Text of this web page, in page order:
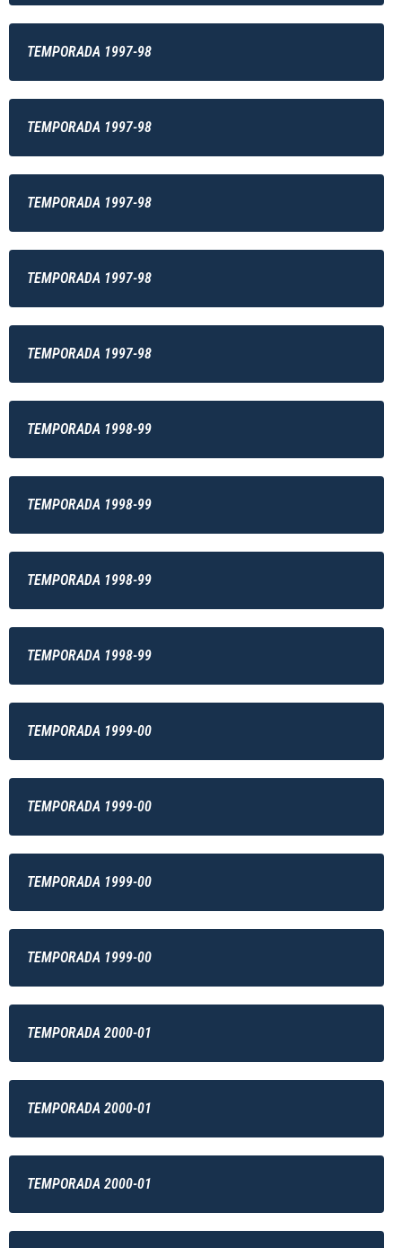
TEMPORADA 1997-98
TEMPORADA 1997-98
TEMPORADA 1997-98
TEMPORADA 1997-98
TEMPORADA 1997-98
TEMPORADA 1998-99
TEMPORADA 1998-99
TEMPORADA 1998-99
TEMPORADA 1998-99
TEMPORADA 1999-00
TEMPORADA 1999-00
TEMPORADA 1999-00
TEMPORADA 1999-00
TEMPORADA 2000-01
TEMPORADA 2000-01
TEMPORADA 2000-01